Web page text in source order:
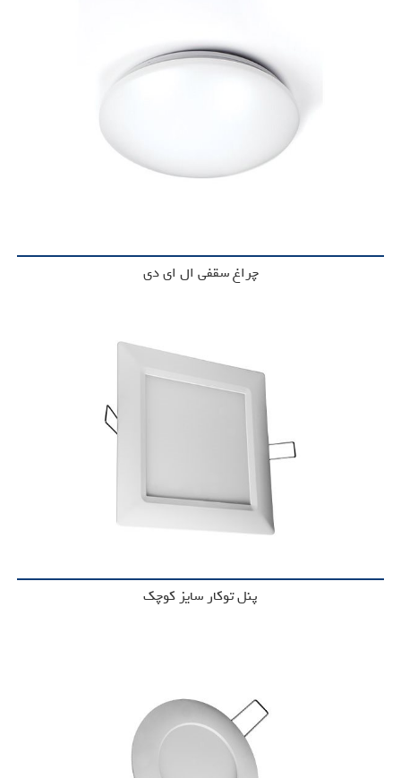
چراغ سقفی ال ای دی
پنل توکار سایز کوچک